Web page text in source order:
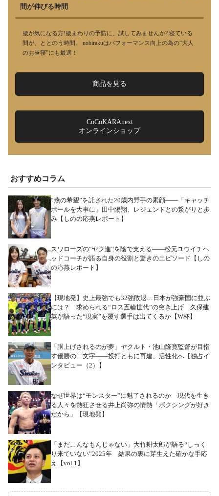
間が伸びる時間
腰が気になる方!腰まわりの予防に、試してみませんか? 寝ている
間が、ととのう時間。 nobirakuはパフォーマンス向上の為の“大人
のお昼寝”にも最適！
商品を見る
CoCoKARAnext
オンラインショップ
おすすめコラム
“燕の希望”を託された20歳内野手の素顔――「キャッチ
ボールを大事に」田中陽翔、レジェンドとの繋がりと歩
み【しのの応燕レポート】
スワローズの“ヤク進”を陰で支える――松元ユウイチヘ
ッドコーチが語る自身の役割と驚きのエピソード【しの
の応燕レポート】
【現地発】史上最強でも32強敗退…日本が強豪国に並ぶ
には？ 求められる“ロス五輪世代”の突き上げ 久保建
英が語った“現実”を覆す選手は出てくるか【W杯】
「胴上げされるのが夢」ヤクルト・池山隆寛監督が目指
す優勝の二文字――投打ともに再建、活性化へ【独占イ
ンタビュー（2）】
なぜ世界は“モンスター”に魅了されるのか 現代を生き
る人々を熱狂させる井上尚弥の情熱「ボクシングが好き
だから」【現地発】
「まだこんなもんじゃない」大竹耕太郎が語る“しっく
り来ていない”2025年 結果の裏に芽生えた確かな手応
え【vol.1】